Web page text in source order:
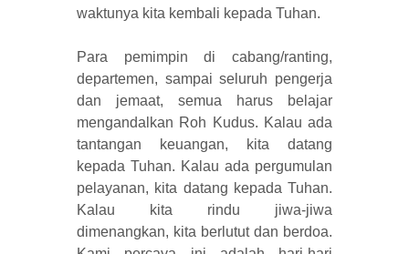
waktunya kita kembali kepada Tuhan.
Para pemimpin di cabang/ranting,
departemen, sampai seluruh pengerja
dan jemaat, semua harus belajar
mengandalkan Roh Kudus. Kalau ada
tantangan keuangan, kita datang
kepada Tuhan. Kalau ada pergumulan
pelayanan, kita datang kepada Tuhan.
Kalau kita rindu jiwa-jiwa
dimenangkan, kita berlutut dan berdoa.